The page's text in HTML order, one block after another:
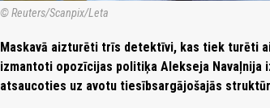
© Reuters/Scanpix/Leta
Maskavā aizturēti trīs detektīvi, kas tiek turēti
izmantoti opozīcijas politiķa Alekseja Navaļnija
atsaucoties uz avotu tiesībsargājošajās